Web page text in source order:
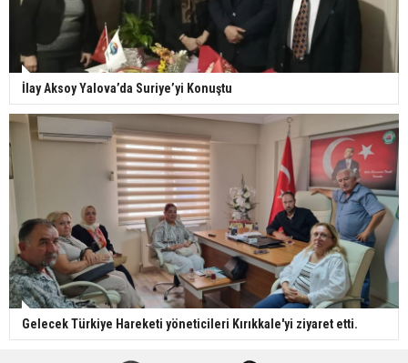
İlay Aksoy Yalova’da Suriye’yi Konuştu
Gelecek Türkiye Hareketi yöneticileri Kırıkkale'yi ziyaret etti.